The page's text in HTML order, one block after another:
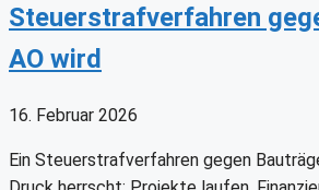
Steuerstrafverfahren
AO wird
16. Februar 2026
Ein Steuerstrafverfahren gegen